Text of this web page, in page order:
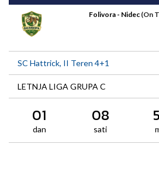
Folivora - Nidec(On
SC Hattrick, II Teren 4+1
LETNJA LIGA GRUPA C
01
dan
08
sati